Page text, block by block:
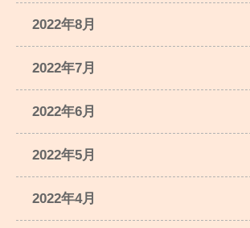
2022年8月
2022年7月
2022年6月
2022年5月
2022年4月